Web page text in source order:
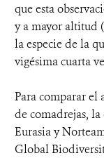
que esta
y a mayor altitud
la especie de la
vigésima cuarta
Para comparar el
de comadrejas,
Eurasia y
Global